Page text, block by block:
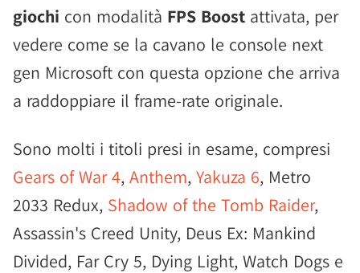
giochi con modalità FPS Boost attivata, per
vedere come se la cavano le console next
gen Microsoft con questa opzione che arriva
a raddoppiare il frame-rate originale.
Sono molti i titoli presi in esame, compresi
Gears of War 4, Anthem, Yakuza 6, Metro
2033 Redux, Shadow of the Tomb Raider,
Assassin's Creed Unity, Deus Ex: Mankind
Divided, Far Cry 5, Dying Light, Watch Dogs e